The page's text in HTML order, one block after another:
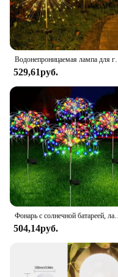
529,61руб.
504,14руб.